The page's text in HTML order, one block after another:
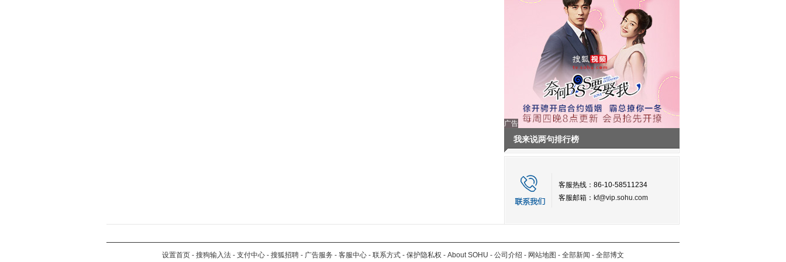
广告
我来说两句排行榜
客服热线：86-10-58511234
客服邮箱： kf@vip.sohu.com
设置首页 - 搜狗输入法 - 支付中心 - 搜狐招聘 - 广告服务 - 客服中心 - 联系方式 - 保护隐私权 - About SOHU - 公司介绍 - 网站地图 - 全部新闻 - 全部博文